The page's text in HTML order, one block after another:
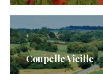
Coupelle Vieille